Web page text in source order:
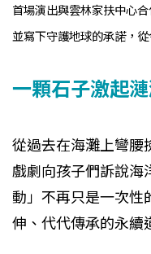
首場演出與雲林家扶中心
並寫下守護地球的承諾，從
一顆石子激起
從過去在海灘上彎腰
戲劇向孩子們訴說海
動」不再只是一次性
伸、代代傳承的永續